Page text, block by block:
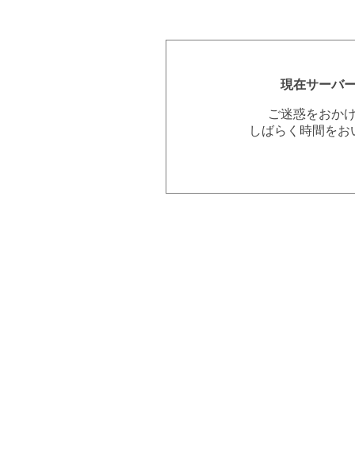
現在サーバ
ご迷惑をおか
しばらく時間を